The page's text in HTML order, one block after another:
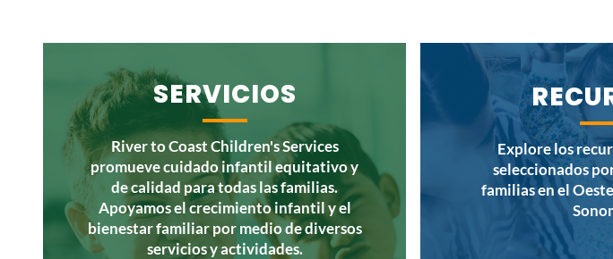
SERVICIOS
River to Coast Children's Services
promueve cuidado infantil equitativo y
de calidad para todas las familias.
Apoyamos el crecimiento infantil y el
bienestar familiar por medio de diversos
servicios y actividades.
Explore los
seleccionados
familias en el